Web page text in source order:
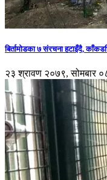
बिर्तामोडका ७ संरचना हटाइँदै,
२३ श्रावण २०७९, सोमबार